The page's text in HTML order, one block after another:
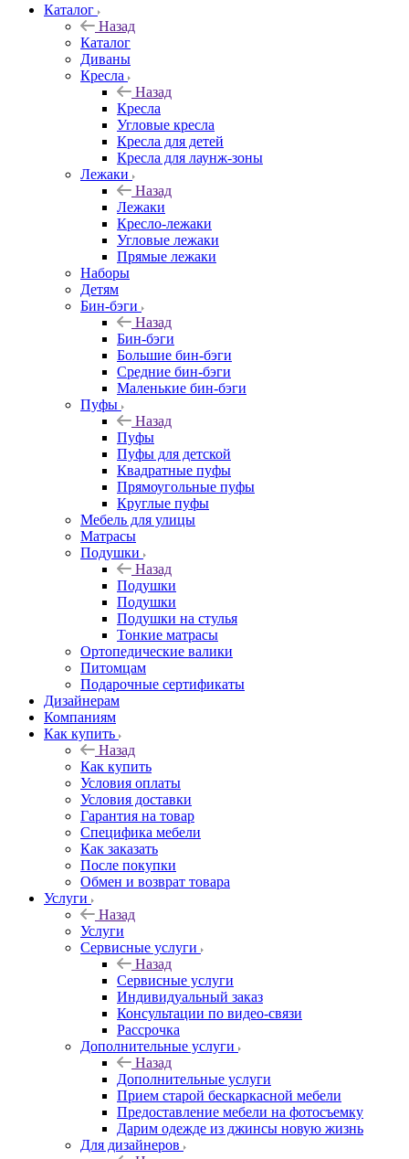
Каталог
Назад
Каталог
Диваны
Кресла
Назад
Кресла
Угловые кресла
Кресла для детей
Кресла для лаунж-зоны
Лежаки
Назад
Лежаки
Кресло-лежаки
Угловые лежаки
Прямые лежаки
Наборы
Детям
Бин-бэги
Назад
Бин-бэги
Большие бин-бэги
Средние бин-бэги
Маленькие бин-бэги
Пуфы
Назад
Пуфы
Пуфы для детской
Квадратные пуфы
Прямоугольные пуфы
Круглые пуфы
Мебель для улицы
Матрасы
Подушки
Назад
Подушки
Подушки
Подушки на стулья
Тонкие матрасы
Ортопедические валики
Питомцам
Подарочные сертификаты
Дизайнерам
Компаниям
Как купить
Назад
Как купить
Условия оплаты
Условия доставки
Гарантия на товар
Специфика мебели
Как заказать
После покупки
Обмен и возврат товара
Услуги
Назад
Услуги
Сервисные услуги
Назад
Сервисные услуги
Индивидуальный заказ
Консультации по видео-связи
Рассрочка
Дополнительные услуги
Назад
Дополнительные услуги
Прием старой бескаркасной мебели
Предоставление мебели на фотосъемку
Дарим одежде из джинсы новую жизнь
Для дизайнеров